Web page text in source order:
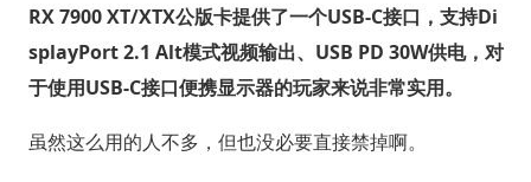
RX 7900 XT/XTX公版卡提供了一个USB-C接口，支持Di
splayPort 2.1 Alt模式视频输出、USB PD 30W供电，对
于使用USB-C接口便携显示器的玩家来说非常实用。
虽然这么用的人不多，但也没必要直接禁掉啊。